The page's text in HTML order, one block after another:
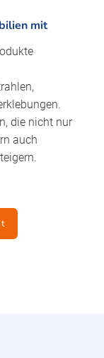
mit
die nicht nur
auch